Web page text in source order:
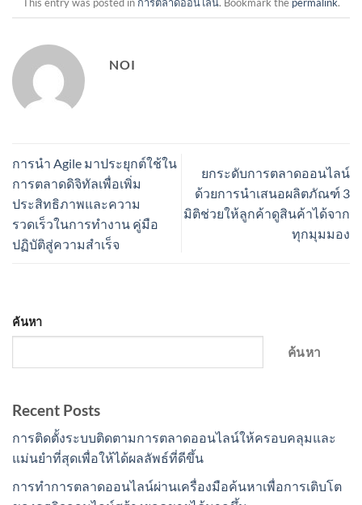
NOI
การนำ Agile มาประยุกต์ใช้ใน
การตลาดดิจิทัลเพื่อเพิ่ม
ประสิทธิภาพและความ
รวดเร็วในการทำงาน คู่มือ
ปฏิบัติสู่ความสำเร็จ
ยกระดับการตลาดออนไลน์
ด้วยการนำเสนอผลิตภัณฑ์ 3
มิติช่วยให้ลูกค้าดูสินค้าได้จาก
ทุกมุมมอง
ค้นหา
ค้นหา
Recent Posts
การติดตั้งระบบติดตามการตลาดออนไลน์ให้ครอบคลุมและ
แม่นยำที่สุดเพื่อให้ได้ผลลัพธ์ที่ดีขึ้น
การทำการตลาดออนไลน์ผ่านเครื่องมือค้นหาเพื่อการเติบโต